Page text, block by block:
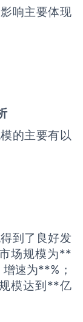
响主要体现
的主要有以
到了良好发
场规模为**
速为**%；
模达到**亿